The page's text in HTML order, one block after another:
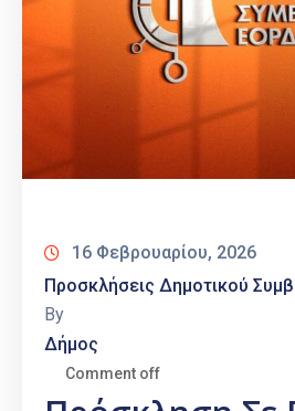
16 Φεβρουαρίου, 2026
Προσκλήσεις Δημοτικού
By
Δήμος
Comment off